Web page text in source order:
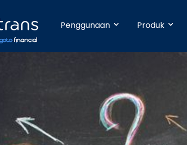
Penggunaan
Startups & Early
Terima pembayaran
Anda bekerja sendiri.
pengetahuan teknis.
Growing businesses
Produk